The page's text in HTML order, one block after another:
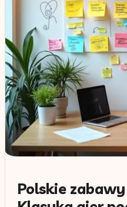
Polskie